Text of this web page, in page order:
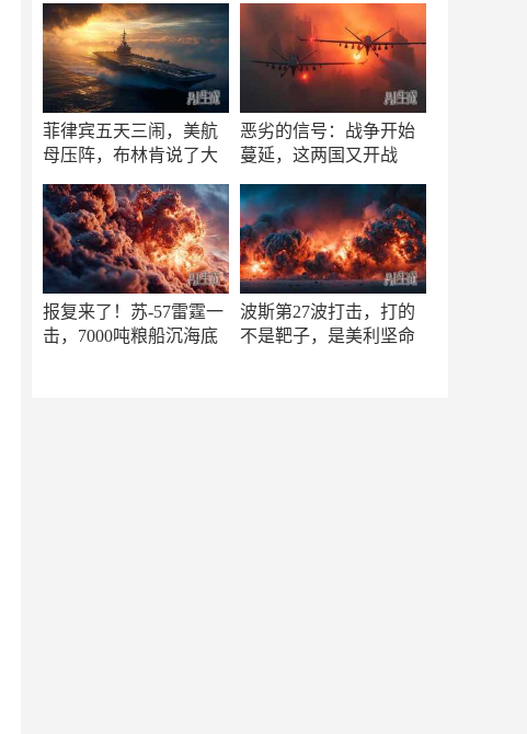
菲律宾五天三闹，美航
母压阵，布林肯说了大
恶劣的信号：战争开始
蔓延，这两国又开战
报复来了！苏-57雷霆一
击，7000吨粮船沉海底
波斯第27波打击，打的
不是靶子，是美利坚命